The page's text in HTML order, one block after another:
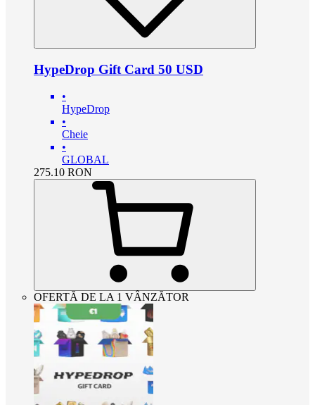
HypeDrop Gift Card 50 USD
•
HypeDrop
•
Cheie
•
GLOBAL
275.10 RON
OFERTĂ DE LA 1 VÂNZĂTOR